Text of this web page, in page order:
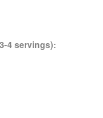
4 servings):